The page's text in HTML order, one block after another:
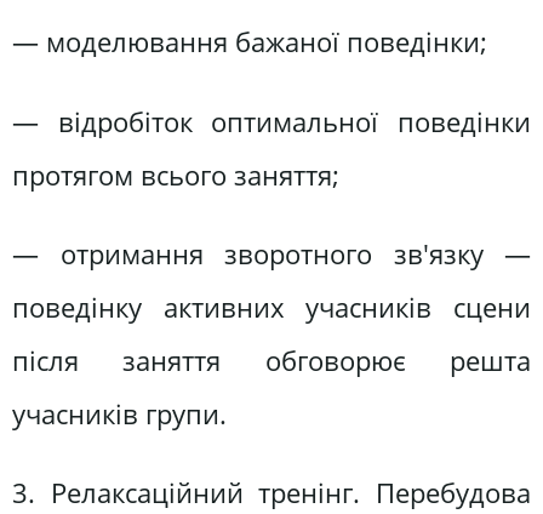
— моделювання бажаної поведінки;
— відробіток оптимальної поведінки
протягом всього заняття;
— отримання зворотного зв'язку —
поведінку активних учасників сцени
після заняття обговорює решта
учасників групи.
3. Релаксаційний тренінг. Перебудова